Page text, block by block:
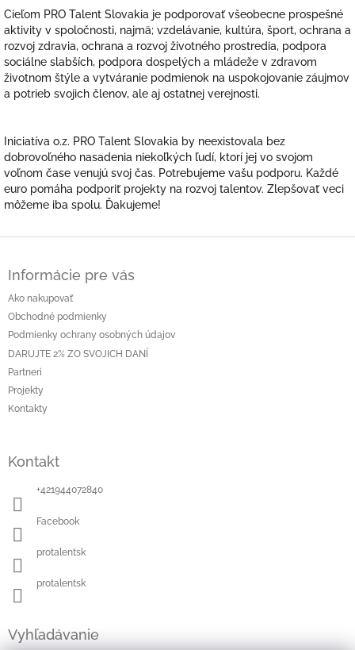
Cieľom PRO Talent Slovakia je podporovať všeobecne prospešné
aktivity v spoločnosti, najmä; vzdelávanie, kultúra, šport, ochrana a
rozvoj zdravia, ochrana a rozvoj životného prostredia, podpora
sociálne slabších, podpora dospelých a mládeže v zdravom
životnom štýle a vytváranie podmienok na uspokojovanie záujmov
a potrieb svojich členov, ale aj ostatnej verejnosti.
Iniciatíva o.z. PRO Talent Slovakia by neexistovala bez
dobrovoľného nasadenia niekoľkých ľudí, ktorí jej vo svojom
voľnom čase venujú svoj čas. Potrebujeme vašu podporu. Každé
euro pomáha podporiť projekty na rozvoj talentov. Zlepšovať veci
môžeme iba spolu. Ďakujeme!
Informácie pre vás
Ako nakupovať
Obchodné podmienky
Podmienky ochrany osobných údajov
DARUJTE 2% ZO SVOJICH DANÍ
Partneri
Projekty
Kontakty
Kontakt
+421944072840
Facebook
protalentsk
protalentsk
Vyhľadávanie